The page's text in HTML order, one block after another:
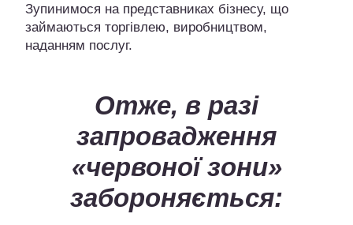
Зупинимося на представниках бізнесу, що
займаються торгівлею, виробництвом,
наданням послуг.
Отже, в разі
запровадження
«червоної зони»
забороняється: